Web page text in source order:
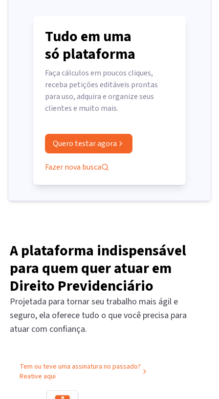
Tudo em uma
só plataforma
Faça cálculos em poucos cliques,
receba petições editáveis prontas
para uso, adquira e organize seus
clientes e muito mais.
Quero testar agora
Fazer nova busca
A plataforma indispensável
para quem quer atuar em
Direito Previdenciário
Projetada para tornar seu trabalho mais ágil e
seguro, ela oferece tudo o que você precisa para
atuar com confiança.
Tem ou teve uma assinatura no passado?
Reative aqui